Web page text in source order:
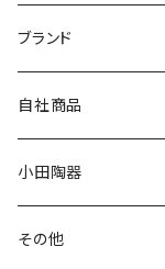
マグ＆カップ
プレート
ボウル
ガラスウェア
ムーミン
80th記念アイテム
リトルミイの日記念アイ
MOOMIN
スヌーピー
ピーターラビット
ブランド
LA AMYS(エミーズ)
LISA LARSON(リサ
LAURA ASHLEY(ロ
自社商品
ねこ企画
Cecera(セセラ)
小田陶器
さざなみ
その他